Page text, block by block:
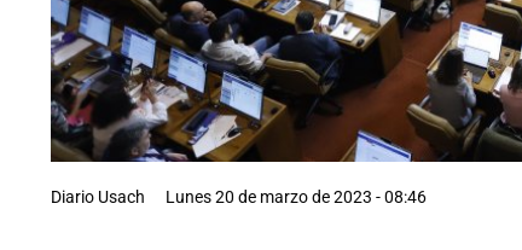
Diario Usach Lunes 20 de marzo de 2023 - 08:46